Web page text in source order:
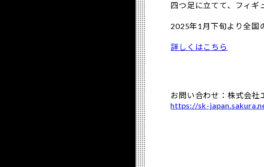
四つ足に立てて、フィギ
2025年1月下旬より全国
詳しくはこちら
お問い合わせ：株式会社
https://sk-